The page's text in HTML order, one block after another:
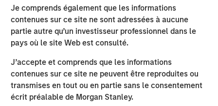
Je comprends également que les informations
contenues sur ce site ne sont adressées à aucune
partie autre qu’un investisseur professionnel dans le
pays où le site Web est consulté.
J’accepte et comprends que les informations
contenues sur ce site ne peuvent être reproduites ou
transmises en tout ou en partie sans le consentement
écrit préalable de Morgan Stanley.
or via e-mail to
frankfurt.gct.operations@bnpparibas.com).
Furthermore, the German version of the offer document
and its non-binding English convenience translation are
also available on the internet athttp://www.faser-
angebot.de/delisting.
Frankfurt am Main, August 4, 2021